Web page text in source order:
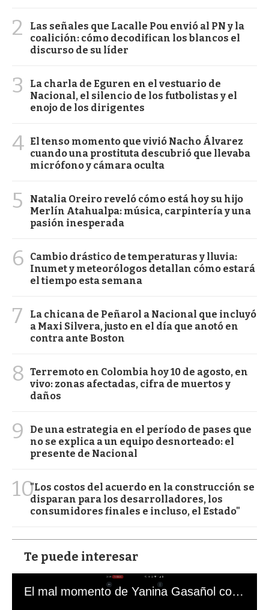
2
Las señales que Lacalle Pou envió al PN y la
coalición: cómo decodifican los blancos el
discurso de su líder
3
La charla de Eguren en el vestuario de
Nacional, el silencio de los futbolistas y el
enojo de los dirigentes
4 El tenso momento que vivió Nacho Álvarez
cuando una prostituta descubrió que llevaba
micrófono y cámara oculta
5
Natalia Oreiro reveló cómo está hoy su hijo
Merlín Atahualpa: música, carpintería y una
pasión inesperada
6
Cambio drástico de temperaturas y lluvia:
Inumet y meteorólogos detallan cómo estará
el tiempo esta semana
7
La chicana de Peñarol a Nacional que incluyó
a Maxi Silvera, justo en el día que anotó en
contra ante Boston
8 Terremoto en Colombia hoy 10 de agosto, en
vivo: zonas afectadas, cifra de muertos y
daños
9
De una estrategia en el período de pases que
no se explica a un equipo desnorteado: el
presente de Nacional
10"Los costos del acuerdo en la construcción se
disparan para los desarrolladores, los
consumidores finales e incluso, el Estado"
Te puede interesar
El mal momento de Yanina Gasañol con un hincha argentino en "Subrayado"